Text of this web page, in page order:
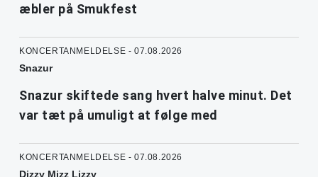
æbler på Smukfest
KONCERTANMELDELSE - 07.08.2026
Snazur
Snazur skiftede sang hvert halve minut. Det
var tæt på umuligt at følge med
KONCERTANMELDELSE - 07.08.2026
Dizzy Mizz Lizzy